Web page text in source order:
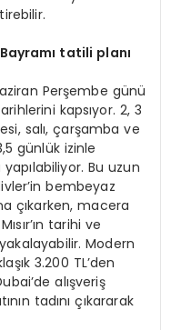
tatili planı
Perşembe günü
kapsıyor. 2, 3
salı, çarşamba ve
günlük izinle
Bu uzun
bembeyaz
çıkarken, macera
tarihi ve
Modern
3.200 TL’den
alışveriş
tadını çıkararak